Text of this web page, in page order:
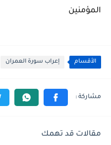
المؤمنين
الأقسام إعراب سورة العمران
مقالات قد تهمك